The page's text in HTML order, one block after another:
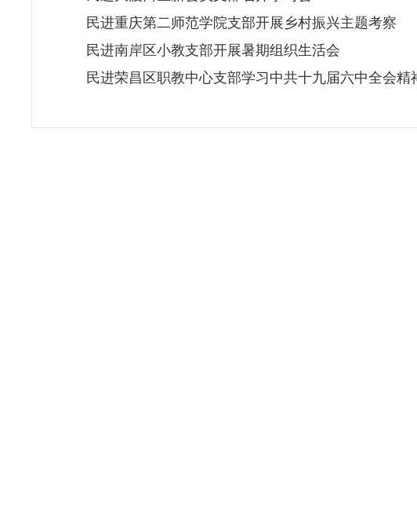
民进重庆第二师范学院支部开展乡村振兴主题考察
民进南岸区小教支部开展暑期组织生活会
民进荣昌区职教中心支部学习中共十九届六中全会精